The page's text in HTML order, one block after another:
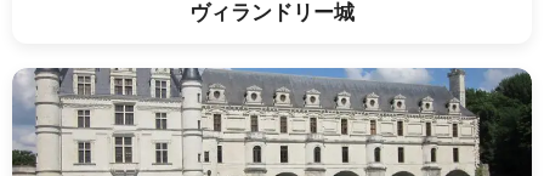
ヴィランドリー城